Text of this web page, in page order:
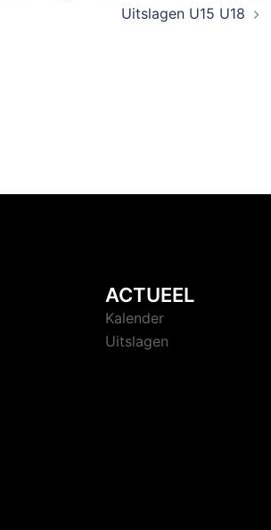
Uitslagen U15 U18
ACTUEEL
Kalender
Uitslagen